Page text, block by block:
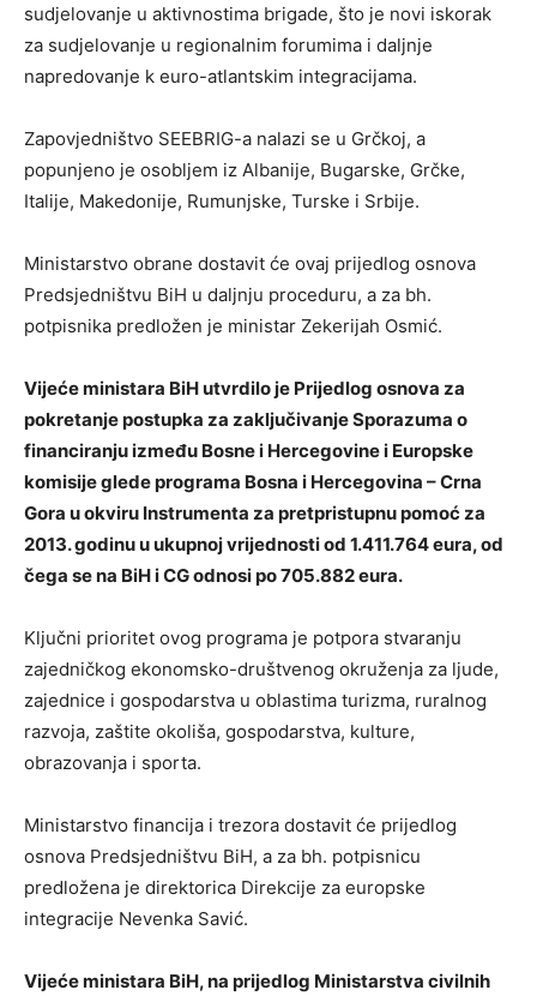
sudjelovanje u aktivnostima brigade, što je novi iskorak
za sudjelovanje u regionalnim forumima i daljnje
napredovanje k euro-atlantskim integracijama.
Zapovjedništvo SEEBRIG-a nalazi se u Grčkoj, a
popunjeno je osobljem iz Albanije, Bugarske, Grčke,
Italije, Makedonije, Rumunjske, Turske i Srbije.
Ministarstvo obrane dostavit će ovaj prijedlog osnova
Predsjedništvu BiH u daljnju proceduru, a za bh.
potpisnika predložen je ministar Zekerijah Osmić.
Vijeće ministara BiH utvrdilo je Prijedlog osnova za
pokretanje postupka za zaključivanje Sporazuma o
financiranju između Bosne i Hercegovine i Europske
komisije glede programa Bosna i Hercegovina – Crna
Gora u okviru Instrumenta za pretpristupnu pomoć za
2013. godinu u ukupnoj vrijednosti od 1.411.764 eura, od
čega se na BiH i CG odnosi po 705.882 eura.
Ključni prioritet ovog programa je potpora stvaranju
zajedničkog ekonomsko-društvenog okruženja za ljude,
zajednice i gospodarstva u oblastima turizma, ruralnog
razvoja, zaštite okoliša, gospodarstva, kulture,
obrazovanja i sporta.
Ministarstvo financija i trezora dostavit će prijedlog
osnova Predsjedništvu BiH, a za bh. potpisnicu
predložena je direktorica Direkcije za europske
integracije Nevenka Savić.
Vijeće ministara BiH, na prijedlog Ministarstva civilnih